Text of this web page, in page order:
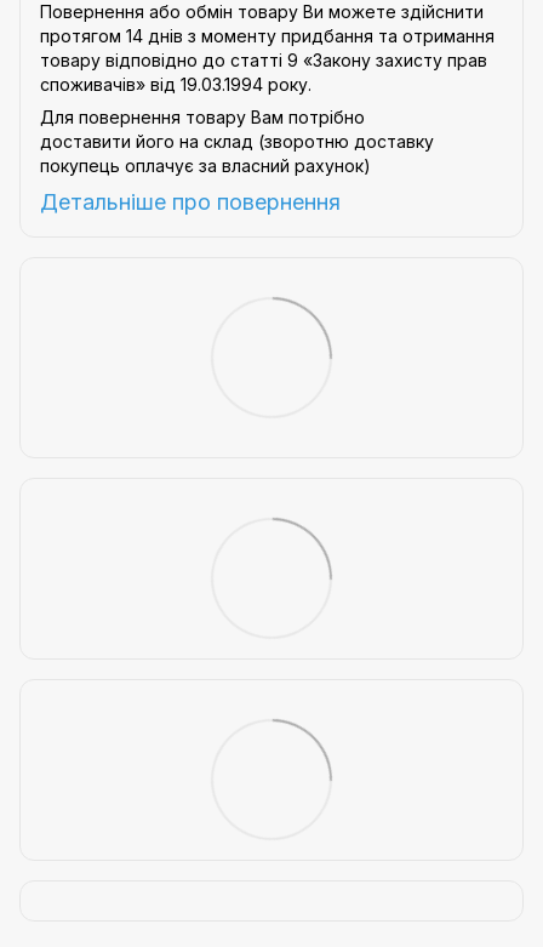
Повернення або обмін товару Ви можете здійснити
протягом 14 днів з моменту придбання та отримання
товару відповідно до статті 9 «Закону захисту прав
споживачів» від 19.03.1994 року.
Для повернення товару Вам потрібно
доставити його на склад (зворотню доставку
покупець оплачує за власний рахунок)
Детальніше про повернення